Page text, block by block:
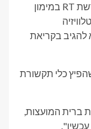
מרגריטה סימוניאן, העורכת הראשית של רשת RT במימון
להגיב בקריאת
כלי תקשורת
ברית המועצות,